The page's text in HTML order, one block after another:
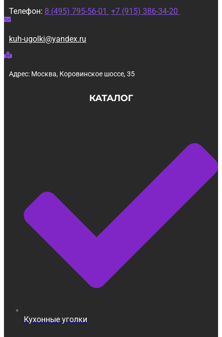
Телефон: 8 (495) 795-56-01 +7 (915) 386-34-20
kuh-ugolki@yandex.ru
Адрес: Москва, Коровинское шоссе, 35
КАТАЛОГ
Кухонные уголки